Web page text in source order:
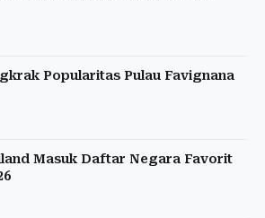
Popularitas Pulau Favignana
Masuk Daftar Negara Favorit